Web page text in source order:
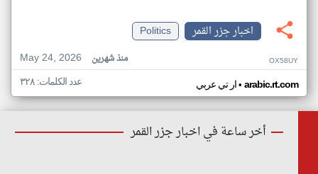
اخبار جزر القمر
Politics
May 24, 2026
منذ شهرين OX58UY
ار تي عربي• arabic.rt.com عدد الكلمات: ٣٢٨
أخر ساعة في اخبار جزر القمر